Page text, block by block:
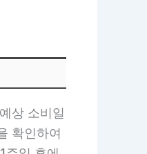
상 소비일
확인하여